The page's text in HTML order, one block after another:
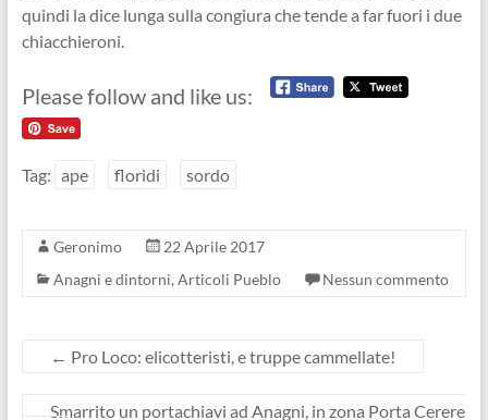
quindi la dice lunga sulla congiura che tende a far fuori i due
chiacchieroni.
Please follow and like us:
Tag: ape floridi sordo
Geronimo
22 Aprile 2017
Anagni e dintorni, Articoli Pueblo Nessun commento
← Pro Loco: elicotteristi, e truppe cammellate!
Smarrito un portachiavi ad Anagni, in zona Porta Cerere